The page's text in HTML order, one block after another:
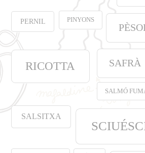
PERNIL PINYONS
RICOTTA SAFRÀ
SALMÓ
SALSITXA